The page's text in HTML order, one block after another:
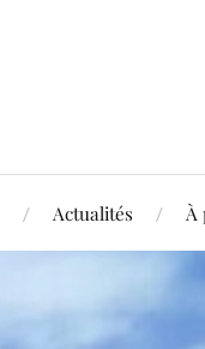
Actualités À